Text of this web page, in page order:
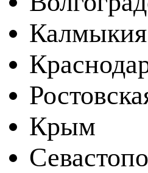
Калмыкия
Крым